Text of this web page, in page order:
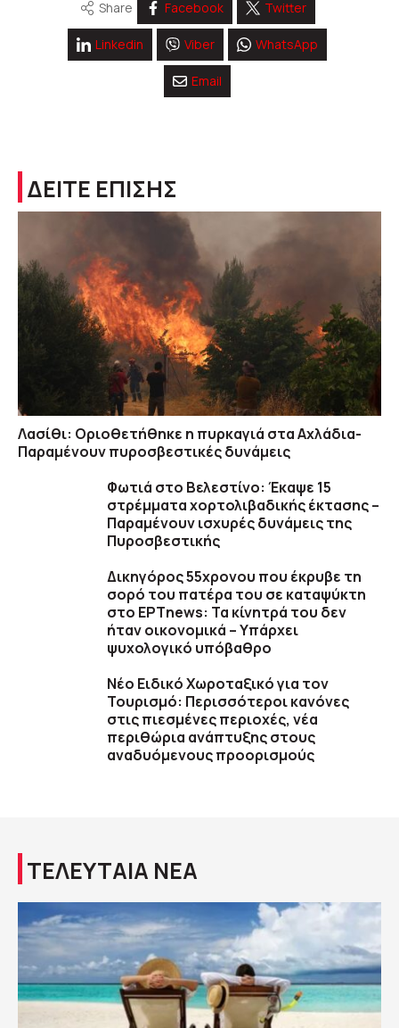
Share Facebook Twitter
Linkedin Viber WhatsApp
Email
ΔΕΙΤΕ ΕΠΙΣΗΣ
Λασίθι: Οριοθετήθηκε η πυρκαγιά στα Αχλάδια-
Παραμένουν πυροσβεστικές δυνάμεις
Φωτιά στο Βελεστίνο: Έκαψε 15
στρέμματα χορτολιβαδικής έκτασης –
Παραμένουν ισχυρές δυνάμεις της
Πυροσβεστικής
Δικηγόρος 55χρονου που έκρυβε τη
σορό του πατέρα του σε καταψύκτη
στο ΕΡΤnews: Τα κίνητρά του δεν
ήταν οικονομικά – Υπάρχει
ψυχολογικό υπόβαθρο
Νέο Ειδικό Χωροταξικό για τον
Τουρισμό: Περισσότεροι κανόνες
στις πιεσμένες περιοχές, νέα
περιθώρια ανάπτυξης στους
αναδυόμενους προορισμούς
ΤΕΛΕΥΤΑΙΑ ΝΕΑ